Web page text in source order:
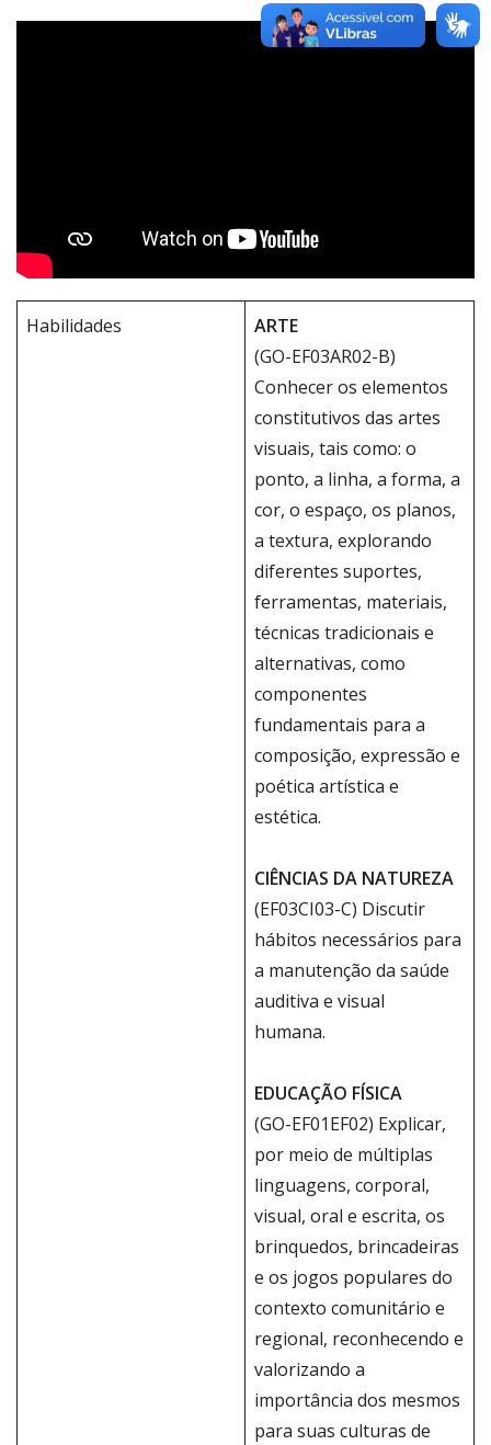
Habilidades
ARTE
(GO-EF03AR02-B)
Conhecer os elementos
constitutivos das artes
visuais, tais como: o
ponto, a linha, a forma, a
cor, o espaço, os planos,
a textura, explorando
diferentes suportes,
ferramentas, materiais,
técnicas tradicionais e
alternativas, como
componentes
fundamentais para a
composição, expressão e
poética artística e
estética.
CIÊNCIAS DA NATUREZA
(EF03CI03-C) Discutir
hábitos necessários para
a manutenção da saúde
auditiva e visual
humana.
EDUCAÇÃO FÍSICA
(GO-EF01EF02) Explicar,
por meio de múltiplas
linguagens, corporal,
visual, oral e escrita, os
brinquedos, brincadeiras
e os jogos populares do
contexto comunitário e
regional, reconhecendo e
valorizando a
importância dos mesmos
para suas culturas de